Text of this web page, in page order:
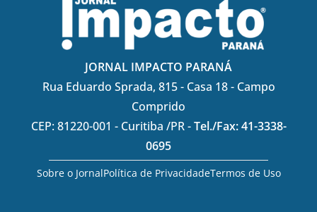
JORNAL IMPACTO PARANÁ
Rua Eduardo Sprada, 815 - Casa 18 - Campo
Comprido
CEP: 81220-001 - Curitiba /PR -Tel./Fax: 41-3338-
0695
Sobre o JornalPolítica de PrivacidadeTermos de Uso